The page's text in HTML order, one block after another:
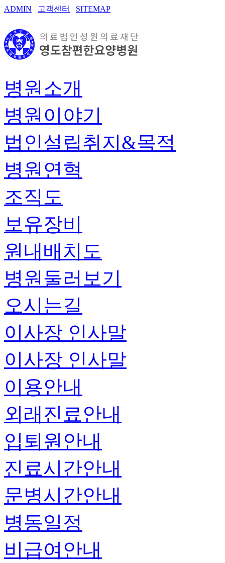
ADMIN 고객센터 SITEMAP
병원소개
병원이야기
법인설립취지&목적
병원연혁
조직도
보유장비
원내배치도
병원둘러보기
오시는길
이사장 인사말
이사장 인사말
이용안내
외래진료안내
입퇴원안내
진료시간안내
문병시간안내
병동일정
비급여안내